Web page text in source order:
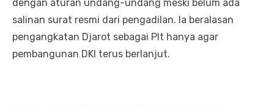
dengan aturan undang-undang meski belum ada
salinan surat resmi dari pengadilan. Ia beralasan
pengangkatan Djarot sebagai Plt hanya agar
pembangunan DKI terus berlanjut.